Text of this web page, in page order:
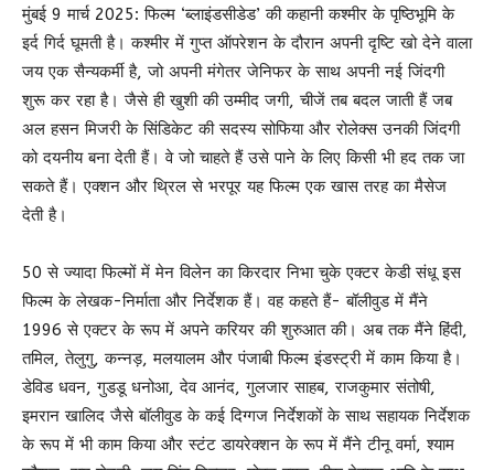
मुंबई 9 मार्च 2025: फिल्म ‘ब्लाइंडसीडेड’ की कहानी कश्मीर के पृष्ठिभूमि के
इर्द गिर्द घूमती है। कश्मीर में गुप्त ऑपरेशन के दौरान अपनी दृष्टि खो देने वाला
जय एक सैन्यकर्मी है, जो अपनी मंगेतर जेनिफर के साथ अपनी नई जिंदगी
शुरू कर रहा है। जैसे ही खुशी की उम्मीद जगी, चीजें तब बदल जाती हैं जब
अल हसन मिजरी के सिंडिकेट की सदस्य सोफिया और रोलेक्स उनकी जिंदगी
को दयनीय बना देती हैं। वे जो चाहते हैं उसे पाने के लिए किसी भी हद तक जा
सकते हैं। एक्शन और थ्रिल से भरपूर यह फिल्म एक खास तरह का मैसेज
देती है।
50 से ज्यादा फिल्मों में मेन विलेन का किरदार निभा चुके एक्टर केडी संधू इस
फिल्म के लेखक-निर्माता और निर्देशक हैं। वह कहते हैं- बॉलीवुड में मैंने
1996 से एक्टर के रूप में अपने करियर की शुरुआत की। अब तक मैंने हिंदी,
तमिल, तेलुगु, कन्नड़, मलयालम और पंजाबी फिल्म इंडस्ट्री में काम किया है।
डेविड धवन, गुडडू धनोआ, देव आनंद, गुलजार साहब, राजकुमार संतोषी,
इमरान खालिद जैसे बॉलीवुड के कई दिग्गज निर्देशकों के साथ सहायक निर्देशक
के रूप में भी काम किया और स्टंट डायरेक्शन के रूप में मैंने टीनू वर्मा, श्याम